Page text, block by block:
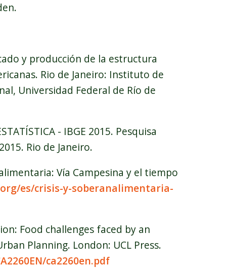
y producción de la estructura
Rio de Janeiro: Instituto de
Universidad Federal de Río de
- IBGE 2015. Pesquisa
Rio de Janeiro.
Vía Campesina y el tiempo
es/crisis-y-soberanalimentaria-
Food challenges faced by an
Planning. London: UCL Press.
ca2260en.pdf